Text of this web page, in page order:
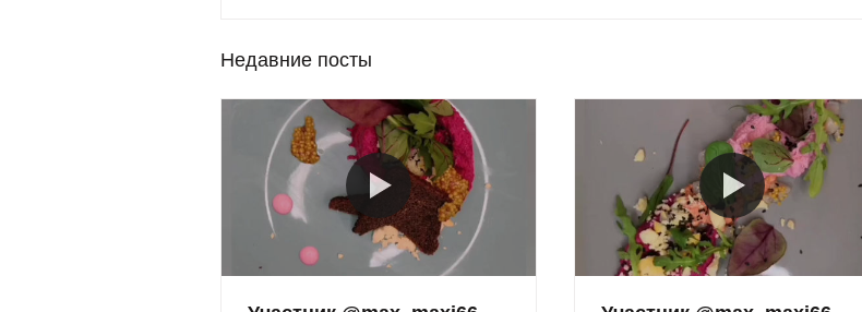
Недавние посты